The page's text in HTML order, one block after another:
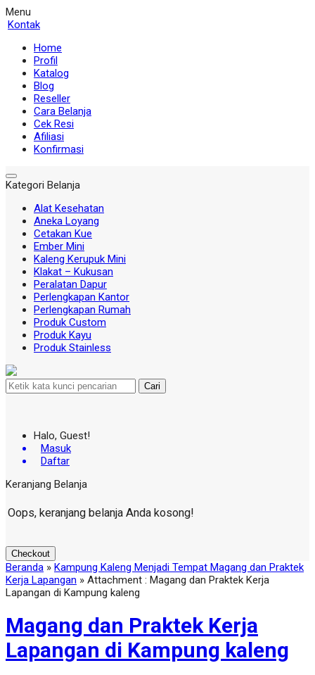
Menu
Kontak
Home
Profil
Katalog
Blog
Reseller
Cara Belanja
Cek Resi
Afiliasi
Konfirmasi
Kategori Belanja
Alat Kesehatan
Aneka Loyang
Cetakan Kue
Ember Mini
Kaleng Kerupuk Mini
Klakat – Kukusan
Peralatan Dapur
Perlengkapan Kantor
Perlengkapan Rumah
Produk Custom
Produk Kayu
Produk Stainless
Cari
Halo, Guest!
Masuk
Daftar
Keranjang Belanja
Oops, keranjang belanja Anda kosong!
Checkout
Beranda » Kampung Kaleng Menjadi Tempat Magang dan Praktek
Kerja Lapangan » Attachment : Magang dan Praktek Kerja
Lapangan di Kampung kaleng
Magang dan Praktek Kerja
Lapangan di Kampung kaleng